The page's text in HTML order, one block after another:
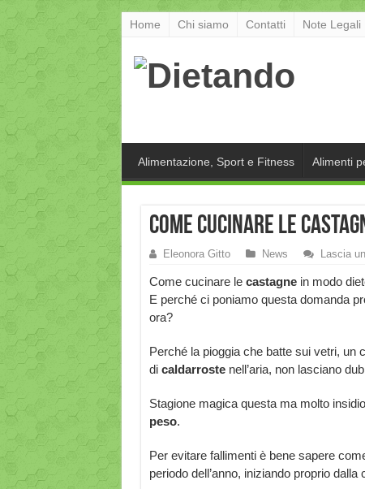
Home Chi siamo Contatti Note Legali
Alimentazione, Sport e Fitness Alimenti
Come cucinare le
Eleonora Gitto News Lascia
Come cucinare le castagnein modo
E perché ci poniamo questa domanda
ora?
Perché la pioggia che batte sui vetri, un
di caldarrostenell’aria, non lasciano
Stagione magica questa ma molto
peso.
Per evitare fallimenti è bene sapere
periodo dell’anno, iniziando proprio dalla